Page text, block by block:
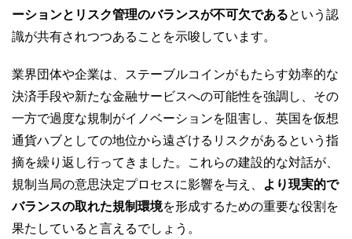
ーションとリスク管理のバランスが不可欠であるという認
識が共有されつつあることを示唆しています。
業界団体や企業は、ステーブルコインがもたらす効率的な
決済手段や新たな金融サービスへの可能性を強調し、その
一方で過度な規制がイノベーションを阻害し、英国を仮想
通貨ハブとしての地位から遠ざけるリスクがあるという指
摘を繰り返し行ってきました。これらの建設的な対話が、
規制当局の意思決定プロセスに影響を与え、
より現実的で
バランスの取れた規制環境を形成するための重要な役割を
果たしていると言えるでしょう。